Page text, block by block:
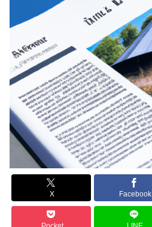
X Facebook